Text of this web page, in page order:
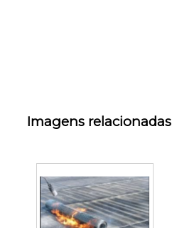
Imagens relacionadas